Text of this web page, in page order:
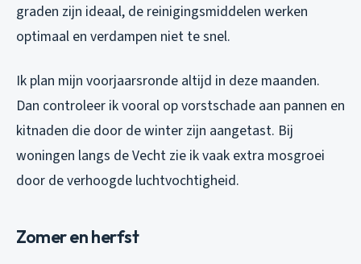
graden zijn ideaal, de reinigingsmiddelen werken
optimaal en verdampen niet te snel.
Ik plan mijn voorjaarsronde altijd in deze maanden.
Dan controleer ik vooral op vorstschade aan pannen en
kitnaden die door de winter zijn aangetast. Bij
woningen langs de Vecht zie ik vaak extra mosgroei
door de verhoogde luchtvochtigheid.
Zomer en herfst